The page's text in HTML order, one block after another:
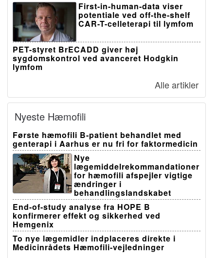
First-in-human-data viser
potentiale ved off-the-shelf
CAR-T-celleterapi til lymfom
PET-styret BrECADD giver høj
sygdomskontrol ved avanceret Hodgkin
lymfom
Alle artikler
Nyeste Hæmofili
Første hæmofili B-patient behandlet med
genterapi i Aarhus er nu fri for faktormedicin
Nye
lægemiddelrekommandationer
for hæmofili afspejler vigtige
ændringer i
behandlingslandskabet
End-of-study analyse fra HOPE B
konfirmerer effekt og sikkerhed ved
Hemgenix
To nye lægemidler indplaceres direkte i
Medicinrådets Hæmofili-vejledninger